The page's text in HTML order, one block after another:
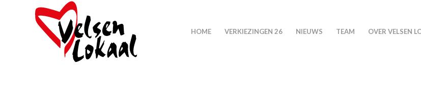
HOME VERKIEZINGEN 26 NIEUWS TEAM OVER VELSEN